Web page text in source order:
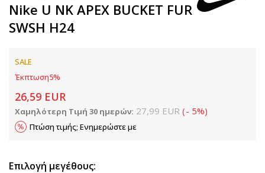
Nike U NK APEX BUCKET FUR
SWSH H24
SALE
Έκπτωση5%
26,59 EUR
Χαμηλότερη Τιμή 30 ημερών: 27,99 EUR (- 5%)
Πτώση τιμής; Ενημερώστε με
Επιλογή μεγέθους: